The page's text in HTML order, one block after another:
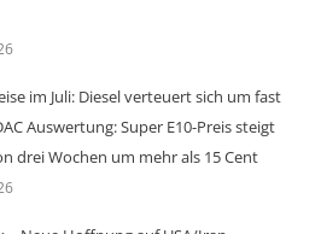
im Juli: Diesel verteuert sich um fast
Auswertung: Super E10-Preis steigt
drei Wochen um mehr als 15 Cent